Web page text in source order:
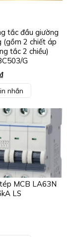
tắc đầu giường
(gồm 2 chiết áp
tắc 2 chiều)
G
nhắn
MCB LA63N
LS